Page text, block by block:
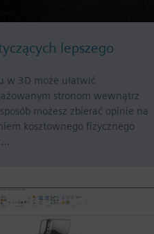
lepszego
w 3D może ułatwić
stronom wewnątrz
możesz zbierać opinie na
kosztownego fizycznego